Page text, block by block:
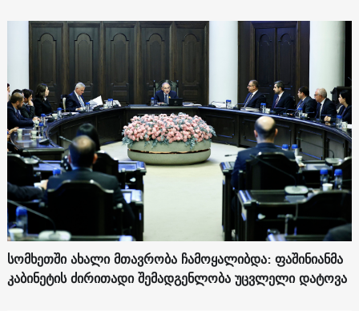
სომხეთში ახალი მთავრობა ჩამოყალიბდა: ფაშინიანმა
კაბინეტის ძირითადი შემადგენლობა უცვლელი დატოვა